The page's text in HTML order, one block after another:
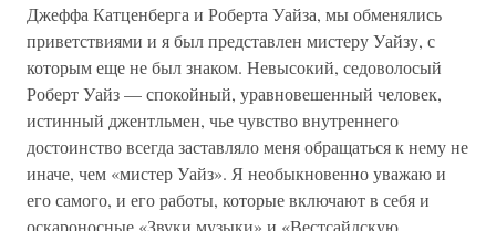
Джеффа Катценберга и Роберта Уайза, мы обменялись
приветствиями и я был представлен мистеру Уайзу, с
которым еще не был знаком. Невысокий, седоволосый
Роберт Уайз — спокойный, уравновешенный человек,
истинный джентльмен, чье чувство внутреннего
достоинство всегда заставляло меня обращаться к нему не
иначе, чем «мистер Уайз». Я необыкновенно уважаю и
его самого, и его работы, которые включают в себя и
оскароносные «Звуки музыки» и «Вестсайдскую